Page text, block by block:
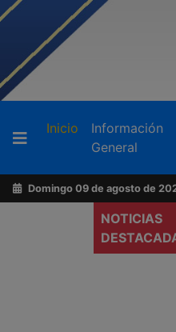
Inicio (current)
Información
General
Domingo 09 de agosto de
NOTICIAS
maquiladoras en Tecate
Buscador
Acerca
de